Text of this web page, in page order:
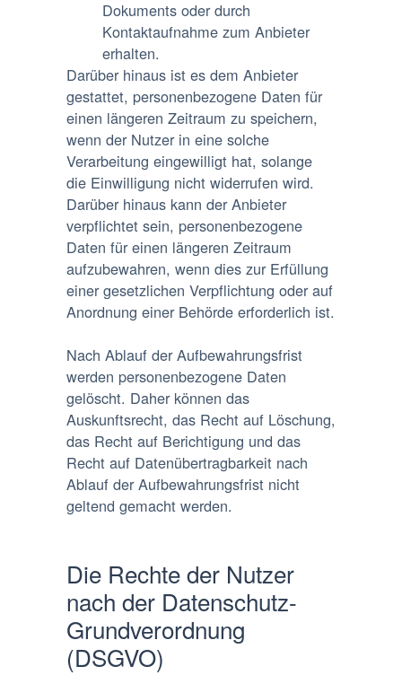
Dokuments oder durch
Kontaktaufnahme zum Anbieter
erhalten.
Darüber hinaus ist es dem Anbieter
gestattet, personenbezogene Daten für
einen längeren Zeitraum zu speichern,
wenn der Nutzer in eine solche
Verarbeitung eingewilligt hat, solange
die Einwilligung nicht widerrufen wird.
Darüber hinaus kann der Anbieter
verpflichtet sein, personenbezogene
Daten für einen längeren Zeitraum
aufzubewahren, wenn dies zur Erfüllung
einer gesetzlichen Verpflichtung oder auf
Anordnung einer Behörde erforderlich ist.
Nach Ablauf der Aufbewahrungsfrist
werden personenbezogene Daten
gelöscht. Daher können das
Auskunftsrecht, das Recht auf Löschung,
das Recht auf Berichtigung und das
Recht auf Datenübertragbarkeit nach
Ablauf der Aufbewahrungsfrist nicht
geltend gemacht werden.
Die Rechte der Nutzer
nach der Datenschutz-
Grundverordnung
(DSGVO)